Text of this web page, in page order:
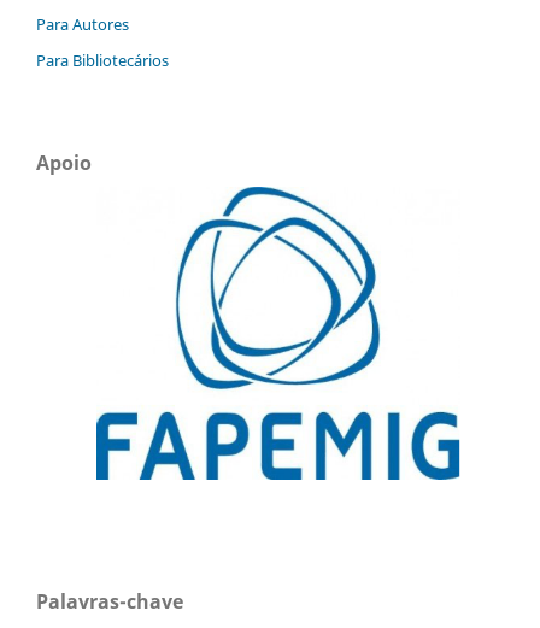
Para Autores
Para Bibliotecários
Apoio
Palavras-chave